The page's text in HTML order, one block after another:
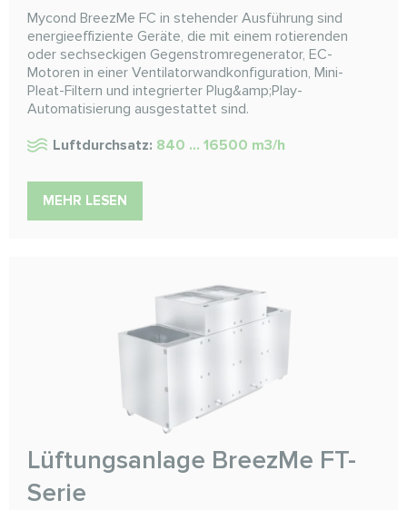
Mycond BreezMe FC in stehender Ausführung sind
energieeffiziente Geräte, die mit einem rotierenden
oder sechseckigen Gegenstromregenerator, EC-
Motoren in einer Ventilatorwandkonfiguration, Mini-
Pleat-Filtern und integrierter Plug&amp;Play-
Automatisierung ausgestattet sind.
Luftdurchsatz: 840 ... 16500 m3/h
MEHR LESEN
Lüftungsanlage BreezMe FT-
Serie